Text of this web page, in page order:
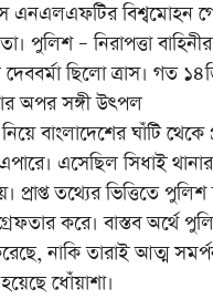
এনএলএফটির বিশ্বমোহন
পুলিশ – নিরাপত্তা
ছিলো ত্রাস। গত
অপর সঙ্গী উৎপল
বাংলাদেশের ঘাঁটি থেকে
এসেছিল সিধাই থানার
প্রাপ্ত তথ্যের ভিত্তিতে
করে। বাস্তব অর্থে
নাকি তারাই আত্ম
ধোঁয়াশা।